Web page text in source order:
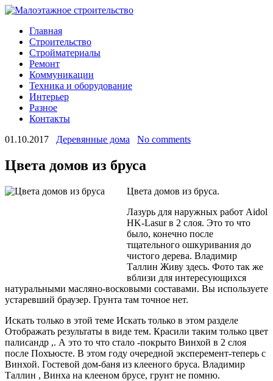
Главная
Строительство
Стройматериалы
Ремонт
Коммуникации
Техника и оборудование
Интерьер
Разное
Контакты
01.10.2017
Деревянные дома No comments
Цвета домов из бруса
Цвета домов из бруса.
Лазурь для наружных работ Aidol
HK-Lasur в 2 слоя. Это то что
было, конечно после
тщательного ошкуривания до
чистого дерева. Владимир
Таллин Живу здесь. Фото так же
вблизи для интересующихся
натуральными масляно-восковыми составами. Вы используете
устаревший браузер. Грунта там точное нет.
Искать только в этой теме Искать только в этом разделе
Отображать результаты в виде тем. Красили таким только цвет
палисандр ,. А это то что стало -покрыто Винхой в 2 слоя
после Похъюсте. В этом году очередной эксперемент-теперь с
Винхой. Гостевой дом-баня из клееного бруса. Владимир
Таллин , Винха на клееном брусе, грунт не помню.